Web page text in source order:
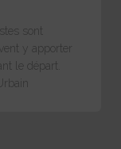
sont
y apporter
le départ.
Urbain